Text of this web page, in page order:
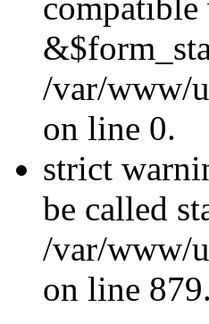
/var/www/
on line 0.
strict
be called
/var/www/
on line 879.